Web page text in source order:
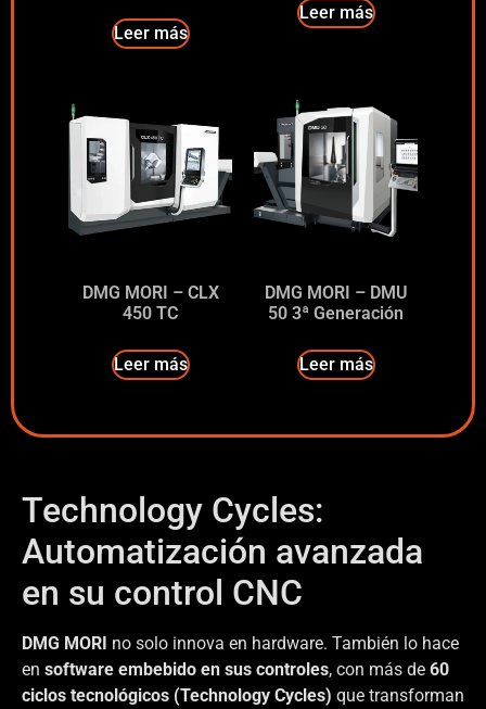
Leer más
Leer más
DMG MORI – CLX
450 TC
Leer más
DMG MORI – DMU
50 3ª Generación
Leer más
Technology Cycles:
Automatización avanzada
en su control CNC
DMG MORI no solo innova en hardware. También lo hace
en software embebido en sus controles, con más de 60
ciclos tecnológicos (Technology Cycles) que transforman